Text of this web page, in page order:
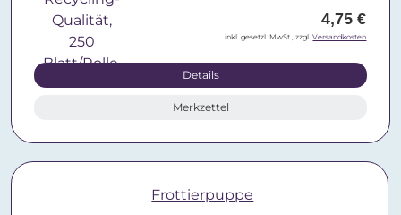
4,75 €
inkl. gesetzl. MwSt., zzgl.Versandkosten
Details
Merkzettel
Frottierpuppe